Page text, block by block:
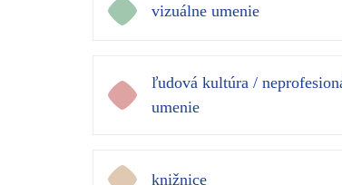
vizuálne umenie
ľudová kultúra /
umenie
knižnice